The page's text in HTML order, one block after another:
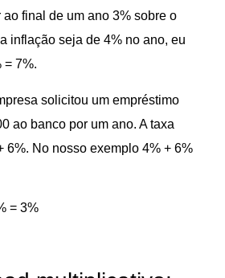
ao final de um ano 3% sobre o
inflação seja de 4% no ano, eu
= 7%.
solicitou um empréstimo
ao banco por um ano. A taxa
6%. No nosso exemplo 4% + 6%
= 3%